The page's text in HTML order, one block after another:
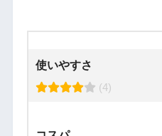
使いやすさ
(4)